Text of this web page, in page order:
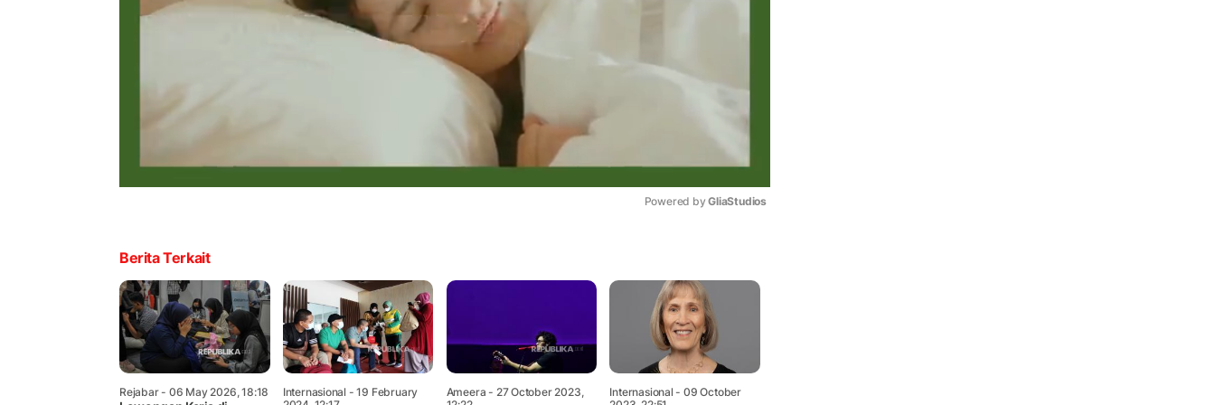
Powered by GliaStudios
Berita Terkait
Rejabar- 06 May 2026, 18:18 Internasional - 19 February
Ameera - 27 October 2023,
Internasional - 09 October